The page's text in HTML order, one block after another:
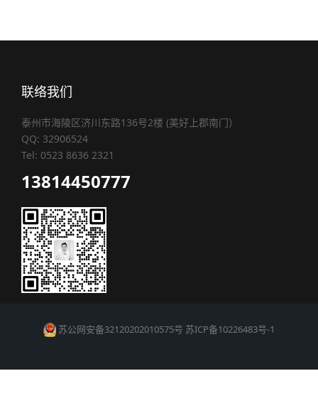
联络我们
泰州市海陵区济川东路136号2楼 (美好上郡南门）
QQ: 32906524
Tel: 0523 8636 2321
13814450777
苏公网安备32120202010575号 苏ICP备10226483号-1